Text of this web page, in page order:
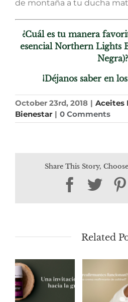
de montaña a tu ducha
¿Cuál es tu manera
esencial Northern Lights
Negra)?
¡Déjanos saber en
October 23rd, 2018 | Aceites
Bienestar | 0 Comments
Share This Story,
Facebook
Related